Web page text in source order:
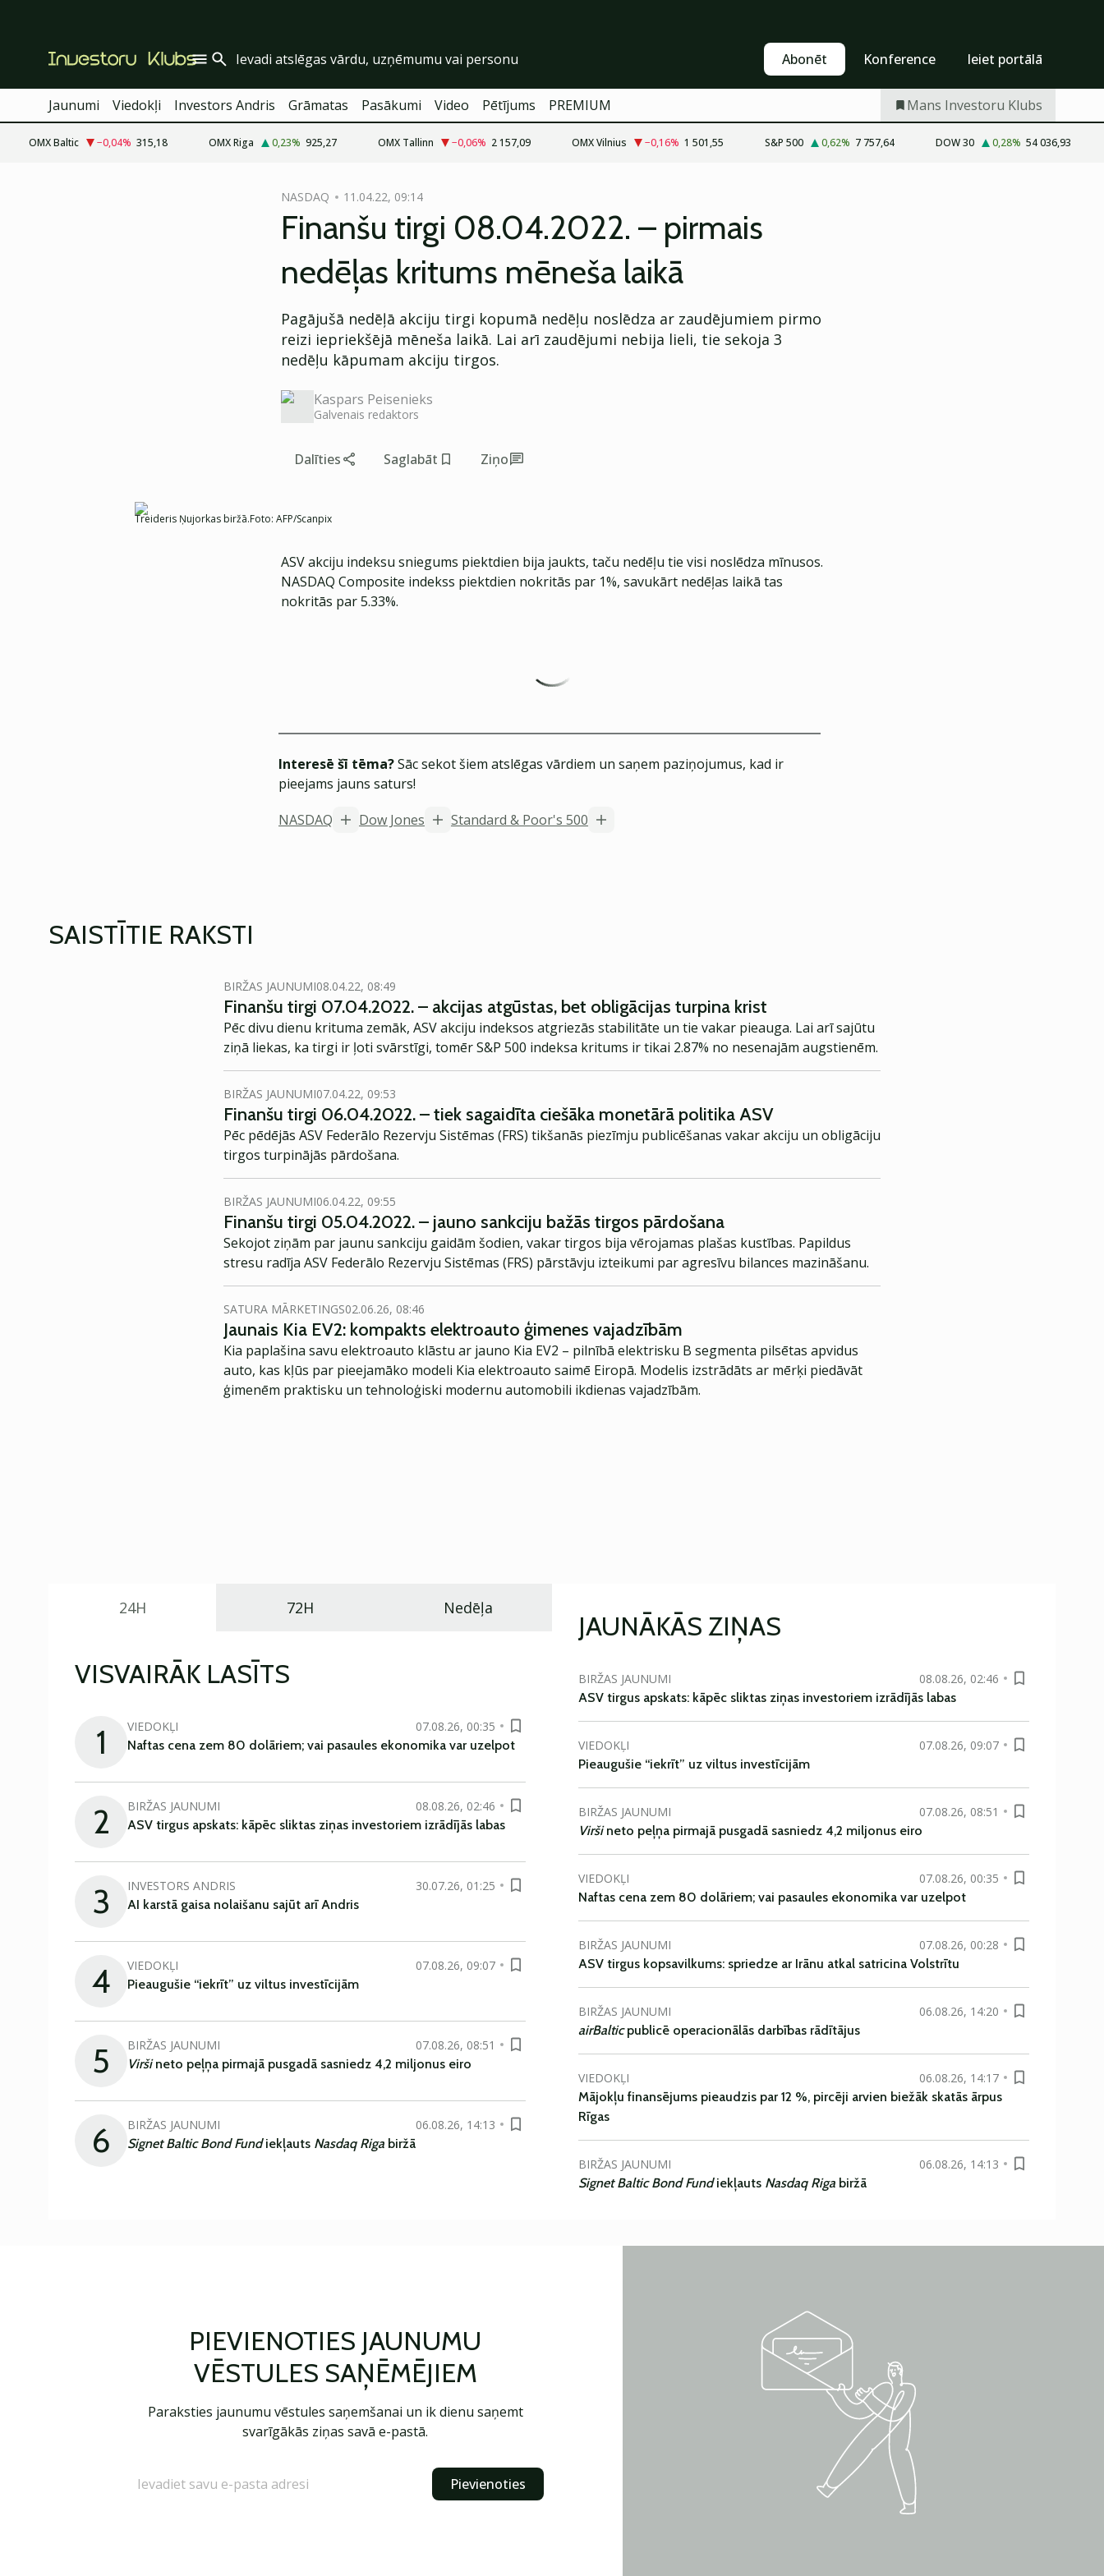
Abonēt Konference Ieiet portālā
Jaunumi Viedokļi Investors Andris Grāmatas Pasākumi Video Pētījums PREMIUM Mans Investoru Klubs
OMX Baltic −0,04% 315,18 OMX Riga 0,23% 925,27 OMX Tallinn −0,06% 2 157,09 OMX Vilnius −0,16% 1 501,55 S&P 500 0,62% 7 757,64 DOW 30 0,28% 54 036,93
NASDAQ 11.04.22, 09:14
Finanšu tirgi 08.04.2022. – pirmais
nedēļas kritums mēneša laikā
Pagājušā nedēļā akciju tirgi kopumā nedēļu noslēdza ar zaudējumiem pirmo
reizi iepriekšējā mēneša laikā. Lai arī zaudējumi nebija lieli, tie sekoja 3
nedēļu kāpumam akciju tirgos.
Kaspars Peisenieks
Galvenais redaktors
Dalīties Saglabāt Ziņo
Treideris Ņujorkas biržā.Foto: AFP/Scanpix
ASV akciju indeksu sniegums piektdien bija jaukts, taču nedēļu tie visi noslēdza mīnusos.
NASDAQ Composite indekss piektdien nokritās par 1%, savukārt nedēļas laikā tas
nokritās par 5.33%.
Interesē šī tēma?Sāc sekot šiem atslēgas vārdiem un saņem paziņojumus, kad ir
pieejams jauns saturs!
NASDAQ
Dow Jones Standard & Poor's 500
SAISTĪTIE RAKSTI
BIRŽAS JAUNUMI08.04.22, 08:49
Finanšu tirgi 07.04.2022. – akcijas atgūstas, bet obligācijas turpina krist
Pēc divu dienu krituma zemāk, ASV akciju indeksos atgriezās stabilitāte un tie vakar pieauga. Lai arī sajūtu
ziņā liekas, ka tirgi ir ļoti svārstīgi, tomēr S&P 500 indeksa kritums ir tikai 2.87% no nesenajām augstienēm.
BIRŽAS JAUNUMI07.04.22, 09:53
Finanšu tirgi 06.04.2022. – tiek sagaidīta ciešāka monetārā politika ASV
Pēc pēdējās ASV Federālo Rezervju Sistēmas (FRS) tikšanās piezīmju publicēšanas vakar akciju un obligāciju
tirgos turpinājās pārdošana.
BIRŽAS JAUNUMI06.04.22, 09:55
Finanšu tirgi 05.04.2022. – jauno sankciju bažās tirgos pārdošana
Sekojot ziņām par jaunu sankciju gaidām šodien, vakar tirgos bija vērojamas plašas kustības. Papildus
stresu radīja ASV Federālo Rezervju Sistēmas (FRS) pārstāvju izteikumi par agresīvu bilances mazināšanu.
SATURA MĀRKETINGS02.06.26, 08:46
Jaunais Kia EV2: kompakts elektroauto ģimenes vajadzībām
Kia paplašina savu elektroauto klāstu ar jauno Kia EV2 – pilnībā elektrisku B segmenta pilsētas apvidus
auto, kas kļūs par pieejamāko modeli Kia elektroauto saimē Eiropā. Modelis izstrādāts ar mērķi piedāvāt
ģimenēm praktisku un tehnoloģiski modernu automobili ikdienas vajadzībām.
24H 72H Nedēļa
VISVAIRĀK LASĪTS
1 VIEDOKĻI
07.08.26, 00:35
Naftas cena zem 80 dolāriem; vai pasaules ekonomika var uzelpot
2 BIRŽAS JAUNUMI
08.08.26, 02:46
ASV tirgus apskats: kāpēc sliktas ziņas investoriem izrādījās labas
3 INVESTORS ANDRIS
30.07.26, 01:25
AI karstā gaisa nolaišanu sajūt arī Andris
4 VIEDOKĻI
07.08.26, 09:07
Pieaugušie “iekrīt” uz viltus investīcijām
5 BIRŽAS JAUNUMI
07.08.26, 08:51
Viršineto peļņa pirmajā pusgadā sasniedz 4,2 miljonus eiro
6 BIRŽAS JAUNUMI
06.08.26, 14:13
Signet Baltic Bond Fundiekļauts Nasdaq Riga biržā
JAUNĀKĀS ZIŅAS
BIRŽAS JAUNUMI
08.08.26, 02:46
ASV tirgus apskats: kāpēc sliktas ziņas investoriem izrādījās labas
VIEDOKĻI
07.08.26, 09:07
Pieaugušie “iekrīt” uz viltus investīcijām
BIRŽAS JAUNUMI
07.08.26, 08:51
Viršineto peļņa pirmajā pusgadā sasniedz 4,2 miljonus eiro
VIEDOKĻI
07.08.26, 00:35
Naftas cena zem 80 dolāriem; vai pasaules ekonomika var uzelpot
BIRŽAS JAUNUMI
07.08.26, 00:28
ASV tirgus kopsavilkums: spriedze ar Irānu atkal satricina Volstrītu
BIRŽAS JAUNUMI
06.08.26, 14:20
airBalticpublicē operacionālās darbības rādītājus
VIEDOKĻI
06.08.26, 14:17
Mājokļu finansējums pieaudzis par 12 %, pircēji arvien biežāk skatās ārpus
Rīgas
BIRŽAS JAUNUMI
06.08.26, 14:13
Signet Baltic Bond Fundiekļauts Nasdaq Riga biržā
PIEVIENOTIES JAUNUMU
VĒSTULES SAŅĒMĒJIEM
Paraksties jaunumu vēstules saņemšanai un ik dienu saņemt
svarīgākās ziņas savā e-pastā.
Pievienoties